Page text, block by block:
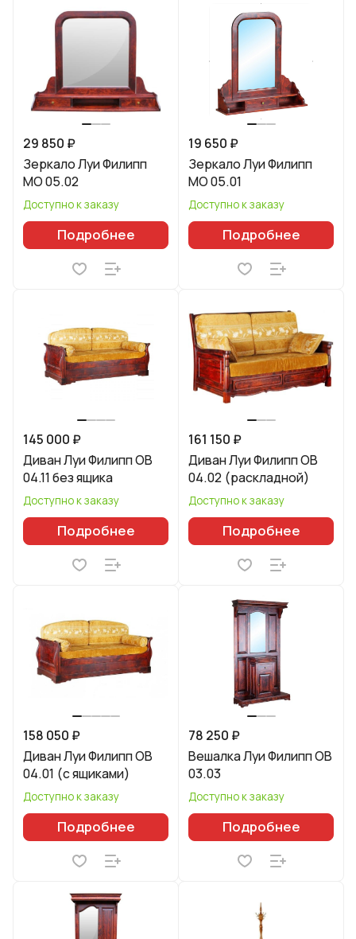
29 850 ₽
Зеркало Луи Филипп
МО 05.02
Доступно к заказу
Подробнее
19 650 ₽
Зеркало Луи Филипп
МО 05.01
Доступно к заказу
Подробнее
145 000 ₽
Диван Луи Филипп ОВ
04.11 без ящика
Доступно к заказу
Подробнее
161 150 ₽
Диван Луи Филипп ОВ
04.02 (раскладной)
Доступно к заказу
Подробнее
158 050 ₽
Диван Луи Филипп ОВ
04.01 (с ящиками)
Доступно к заказу
Подробнее
78 250 ₽
Вешалка Луи Филипп ОВ
03.03
Доступно к заказу
Подробнее